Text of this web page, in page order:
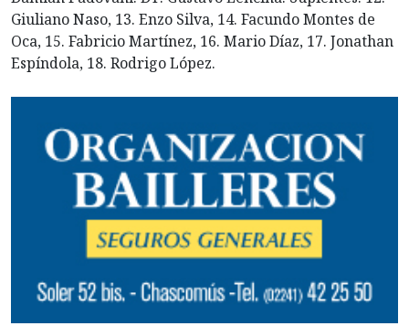
Giuliano Naso, 13. Enzo Silva, 14. Facundo Montes de
Oca, 15. Fabricio Martínez, 16. Mario Díaz, 17. Jonathan
Espíndola, 18. Rodrigo López.